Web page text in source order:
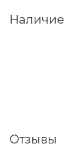
Наличие
Отзывы